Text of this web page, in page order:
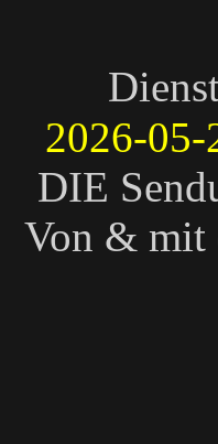
2026-05-
DIE
Von & mit